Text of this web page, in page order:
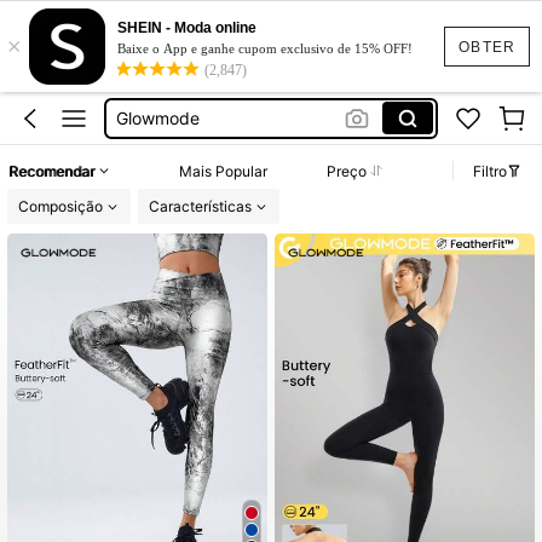
OBTER
×
SHEIN - Moda online
Baixe o App e ganhe cupom exclusivo de 15% OFF!
(2,847)
Roupa De Academia Feminino
Conjunto Academia
Glowmode
Short Academia
Conjunto Academia
Recomendar Mais Popular Preço
Filtro
Composição
Características